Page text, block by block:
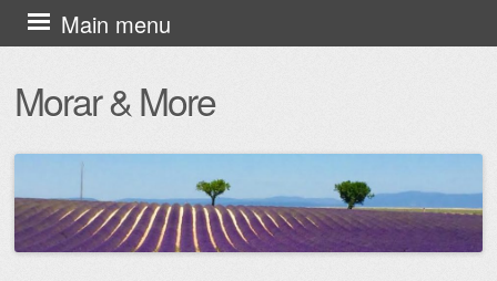
Morar & More
Main menu
Skip
to
content